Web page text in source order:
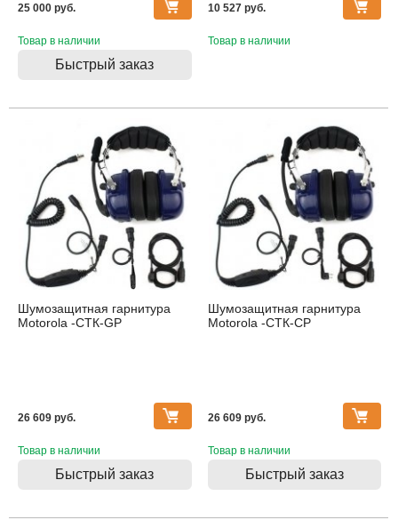
25 000 pуб.
Товар в наличии
Быстрый заказ
10 527 pуб.
Товар в наличии
Шумозащитная гарнитура
Motorola -СТК-GP
26 609 pуб.
Товар в наличии
Быстрый заказ
Шумозащитная гарнитура
Motorola -СТК-CP
26 609 pуб.
Товар в наличии
Быстрый заказ